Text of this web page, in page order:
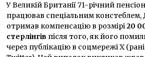
У Великій Британії 71-річний
працював спеціальним констеблем,
отримав компенсацію в розмірі20
стерлінгів після того, як його
через публікацію в соцмережі X